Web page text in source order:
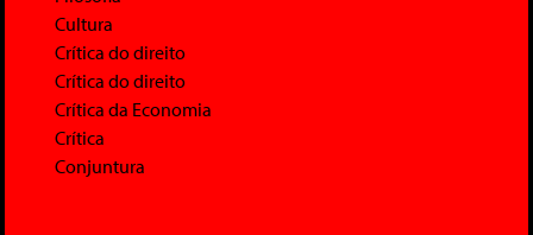
Cultura
Crítica do direito
Crítica do direito
Crítica da Economia
Crítica
Conjuntura